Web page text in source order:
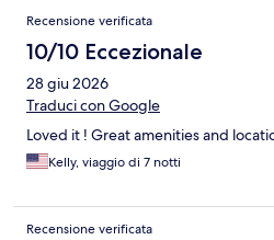
Recensione verificata
10/10 Eccezionale
28 giu 2026
Traduci con Google
Loved it ! Great amenities and
Kelly, viaggio di 7 notti
Recensione verificata